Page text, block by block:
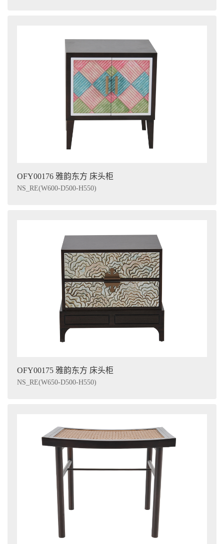
OFY00176 雅韵东方 床头柜
NS_RE(W600-D500-H550)
OFY00175 雅韵东方 床头柜
NS_RE(W650-D500-H550)